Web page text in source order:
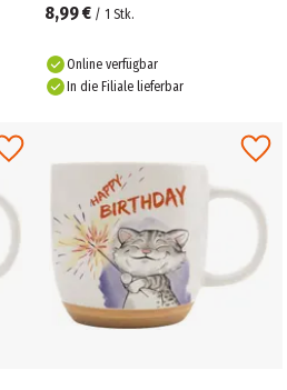
8,99 € / 1 Stk.
Online verfügbar
In die Filiale lieferbar